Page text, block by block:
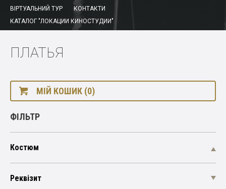
ВІРТУАЛЬНИЙ ТУР
КОНТАКТИ
КАТАЛОГ "ЛОКАЦИИ КИНОСТУДИИ"
ПЛАТЬЯ
МІЙ КОШИК (0)
ФІЛЬТР
Костюм
Реквізит